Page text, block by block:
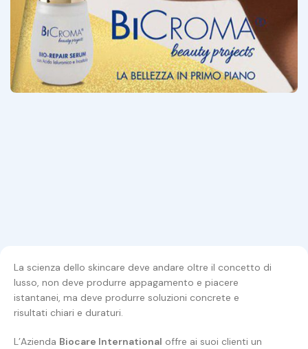
La scienza dello skincare deve andare oltre il concetto di
lusso, non deve produrre appagamento e piacere
istantanei, ma deve produrre soluzioni concrete e
risultati chiari e duraturi.
L’Azienda Biocare International offre ai suoi clienti un